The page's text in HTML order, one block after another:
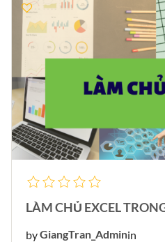
LÀM CHỦ EXCEL
byGiangTran_Adminin